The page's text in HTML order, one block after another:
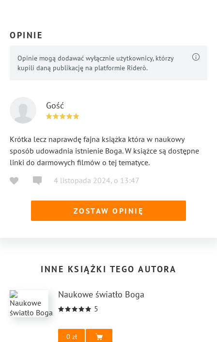
OPINIE
Opinie mogą dodawać wyłącznie użytkownicy, którzy
kupili daną publikację na platformie Riderò.
Gość
Krótka lecz naprawdę fajna książka która w naukowy
sposób udowadnia istnienie Boga. W książce są dostępne
linki do darmowych filmów o tej tematyce.
4 listopada 2024, o 13:47
ZOSTAW OPINIĘ
INNE KSIĄŻKI TEGO AUTORA
Naukowe światło Boga
5
0